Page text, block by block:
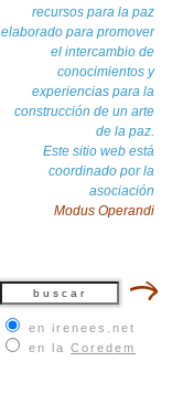
recursos para la paz
elaborado para promover
el intercambio de
conocimientos y
experiencias para la
construcción de un arte
de la paz.
Este sitio web está
coordinado por la
asociación
Modus Operandi
en irenees.net
en la Coredem